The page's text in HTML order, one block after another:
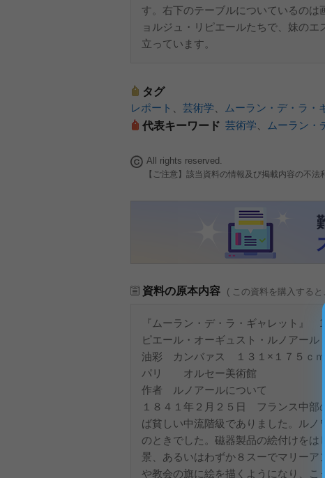
す。右下のテーブルについているの
ョルジュ・リピエールたちで、妹の
立っています。
タグ
レポート
芸術学 ムーラン・デ・ラ・
代表キーワード 芸術学 ムーラン・
All rights reserved.
【ご注意】該当資料の情報及び掲載内容の不
資料の原本内容 ( この資料を購入する
『ムーラン・デ・ラ・ギャレット』
ピエール・オーギュスト・ルノアール
油彩 カンバァス １３１×１７５ｃｍ
パリ オルセー美術館
作者 ルノアールについて
１８４１年２月２５日 フランス中部
ば貧しい中流階級でありました。ルノ
のときでした。磁器製品の絵付けをは
景、あるいはわずか８スーでマリーア
や教会の旗に絵を描くようになり、こ